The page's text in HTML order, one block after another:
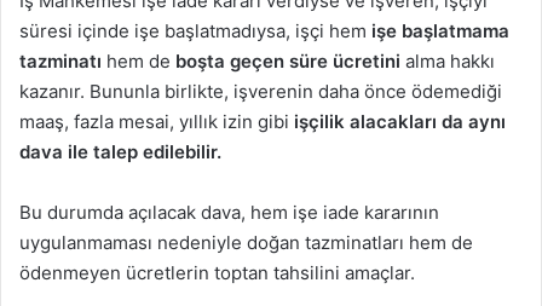
süresi içinde işe başlatmadıysa, işçi hem işe başlatmama
tazminatı hem de boşta geçen süre ücretini alma hakkı
kazanır. Bununla birlikte, işverenin daha önce ödemediği
maaş, fazla mesai, yıllık izin gibi işçilik alacakları da aynı
dava ile talep edilebilir.
Bu durumda açılacak dava, hem işe iade kararının
uygulanmaması nedeniyle doğan tazminatları hem de
ödenmeyen ücretlerin toptan tahsilini amaçlar.